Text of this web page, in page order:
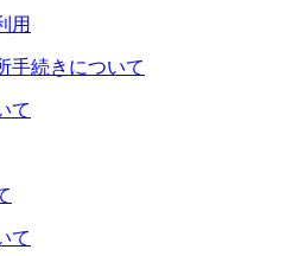
用
⼿続きについて
て
て